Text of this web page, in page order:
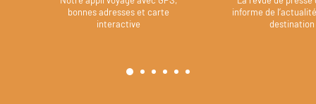
bonnes adresses et carte
interactive
informe de
destination